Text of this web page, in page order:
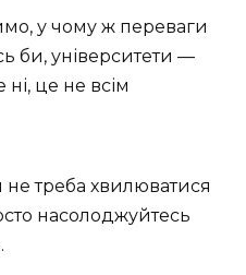
у чому ж переваги
би, університети —
це не всім
не треба хвилюватися
насолоджуйтесь